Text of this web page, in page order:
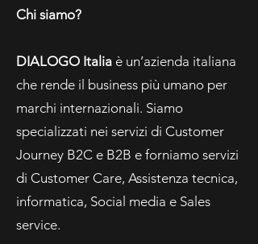
Chi siamo?​
DIALOGO Italia è un’azienda italiana
che rende il business più umano per
marchi internazionali. Siamo
specializzati nei servizi di Customer
Journey B2C e B2B e forniamo servizi
di Customer Care, Assistenza tecnica,
informatica, Social media e Sales
service.